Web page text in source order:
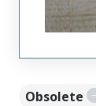
Obsolete